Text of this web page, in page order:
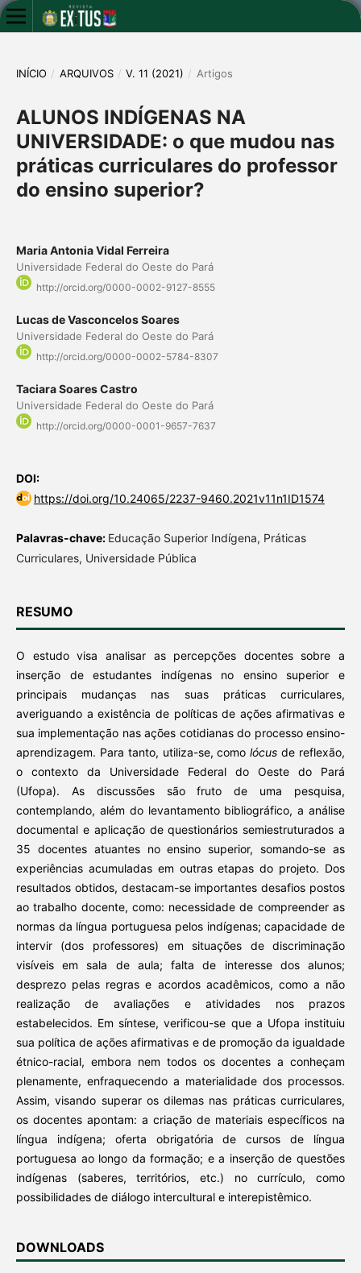
INÍCIO / ARQUIVOS / V. 11 (2021) / Artigos
ALUNOS INDÍGENAS NA
UNIVERSIDADE: o que mudou nas
práticas curriculares do professor
do ensino superior?
Maria Antonia Vidal Ferreira
Universidade Federal do Oeste do Pará
http://orcid.org/0000-0002-9127-8555
Lucas de Vasconcelos Soares
Universidade Federal do Oeste do Pará
http://orcid.org/0000-0002-5784-8307
Taciara Soares Castro
Universidade Federal do Oeste do Pará
http://orcid.org/0000-0001-9657-7637
DOI:
https://doi.org/10.24065/2237-9460.2021v11n1ID1574
Palavras-chave: Educação Superior Indígena, Práticas
Curriculares, Universidade Pública
RESUMO
O estudo visa analisar as percepções docentes sobre a
inserção de estudantes indígenas no ensino superior e
principais mudanças nas suas práticas curriculares,
averiguando a existência de políticas de ações afirmativas e
sua implementação nas ações cotidianas do processo ensino-
aprendizagem. Para tanto, utiliza-se, comolócus de reflexão,
o contexto da Universidade Federal do Oeste do Pará
(Ufopa). As discussões são fruto de uma pesquisa,
contemplando, além do levantamento bibliográfico, a análise
documental e aplicação de questionários semiestruturados a
35 docentes atuantes no ensino superior, somando-se as
experiências acumuladas em outras etapas do projeto. Dos
resultados obtidos, destacam-se importantes desafios postos
ao trabalho docente, como: necessidade de compreender as
normas da língua portuguesa pelos indígenas; capacidade de
intervir (dos professores) em situações de discriminação
visíveis em sala de aula; falta de interesse dos alunos;
desprezo pelas regras e acordos acadêmicos, como a não
realização de avaliações e atividades nos prazos
estabelecidos. Em síntese, verificou-se que a Ufopa instituiu
sua política de ações afirmativas e de promoção da igualdade
étnico-racial, embora nem todos os docentes a conheçam
plenamente, enfraquecendo a materialidade dos processos.
Assim, visando superar os dilemas nas práticas curriculares,
os docentes apontam: a criação de materiais específicos na
língua indígena; oferta obrigatória de cursos de língua
portuguesa ao longo da formação; e a inserção de questões
indígenas (saberes, territórios, etc.) no currículo, como
possibilidades de diálogo intercultural e interepistêmico.
DOWNLOADS